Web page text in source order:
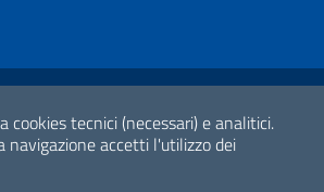
cookies tecnici (necessari) e analitici.
navigazione accetti l'utilizzo dei